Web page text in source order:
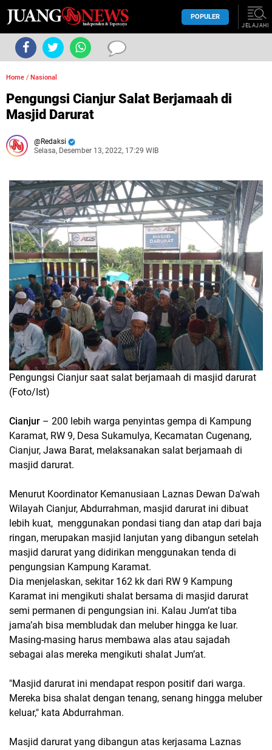
POPULER
JELAJAHI
Home / Nasional
Pengungsi Cianjur Salat Berjamaah di
Masjid Darurat
Redaksi
Selasa, Desember 13, 2022, 17:29 WIB
Pengungsi Cianjur saat salat berjamaah di masjid darurat
(Foto/Ist)
Cianjur – 200 lebih warga penyintas gempa di Kampung
Karamat, RW 9, Desa Sukamulya, Kecamatan Cugenang,
Cianjur, Jawa Barat, melaksanakan salat berjamaah di
masjid darurat.
Menurut Koordinator Kemanusiaan Laznas Dewan Da'wah
Wilayah Cianjur, Abdurrahman, masjid darurat ini dibuat
lebih kuat, menggunakan pondasi tiang dan atap dari baja
ringan, merupakan masjid lanjutan yang dibangun setelah
masjid darurat yang didirikan menggunakan tenda di
pengungsian Kampung Karamat.
Dia menjelaskan, sekitar 162 kk dari RW 9 Kampung
Karamat ini mengikuti shalat bersama di masjid darurat
semi permanen di pengungsian ini. Kalau Jum’at tiba
jama’ah bisa membludak dan meluber hingga ke luar.
Masing-masing harus membawa alas atau sajadah
sebagai alas mereka mengikuti shalat Jum’at.
"Masjid darurat ini mendapat respon positif dari warga.
Mereka bisa shalat dengan tenang, senang hingga meluber
keluar," kata Abdurrahman.
Masjid darurat yang dibangun atas kerjasama Laznas